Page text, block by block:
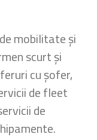
mobilitate și
scurt și
cu șofer,
de fleet
de